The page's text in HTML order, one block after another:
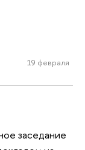
19 февраля
заседание